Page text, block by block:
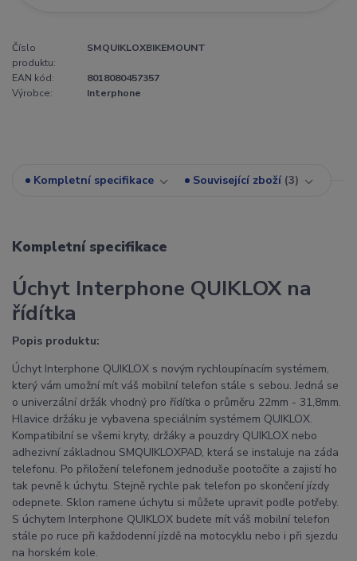
Číslo
produktu:
SMQUIKLOXBIKEMOUNT
EAN kód:
8018080457357
Výrobce:
Interphone
Kompletní specifikace Související zboží 3
Kompletní specifikace
Úchyt Interphone QUIKLOX na
řídítka
Popis produktu:
Úchyt Interphone QUIKLOX s novým rychloupínacím systémem,
který vám umožní mít váš mobilní telefon stále s sebou. Jedná se
o univerzální držák vhodný pro řídítka o průměru 22mm - 31,8mm.
Hlavice držáku je vybavena speciálním systémem QUIKLOX.
Kompatibilní se všemi kryty, držáky a pouzdry QUIKLOX nebo
adhezivní základnou SMQUIKLOXPAD, která se instaluje na záda
telefonu. Po přiložení telefonem jednoduše pootočíte a zajistí ho
tak pevně k úchytu. Stejně rychle pak telefon po skončení jízdy
odepnete. Sklon ramene úchytu si můžete upravit podle potřeby.
S úchytem Interphone QUIKLOX budete mít váš mobilní telefon
stále po ruce při každodenní jízdě na motocyklu nebo i při sjezdu
na horském kole.